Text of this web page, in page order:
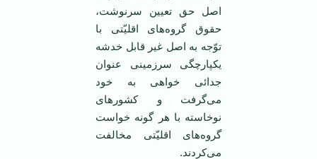
اصل حق تعیین سرنوشت،
حقوق گروه‌های اقلیّتی با
توّجه به اصل غیر قابل خدشه
یکپارچگی سرزمینی عنوان
جدائی خواهی به خود
می‌گرفت و کشورهای
نوخاسته با هر گونه خواست
گروه‌های اقلیّتی مخالفت
می‌کردند.